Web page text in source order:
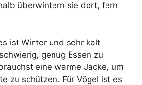
überwintern sie dort, fern
ist Winter und sehr kalt
genug Essen zu
eine warme Jacke, um
zu schützen. Für Vögel ist es